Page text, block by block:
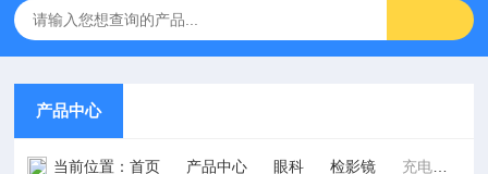
产品中心
当前位置：首页 产品中心 眼科 检影镜 充电式带状光检影镜 SR24A